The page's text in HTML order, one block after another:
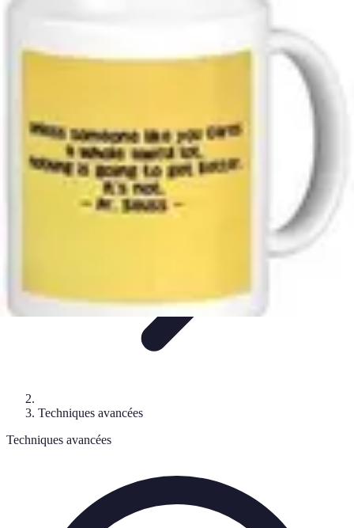
Astuces et
Techniques avancées
Techniques avancées